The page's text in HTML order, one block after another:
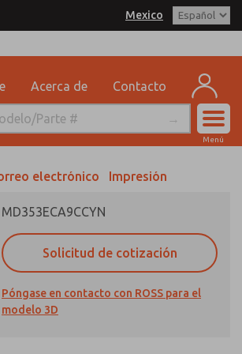
Mexico
Acerca de Contacto
Menú
electrónico Impresión
MD353ECA9CCYN
Solicitud de cotización
Póngase en contacto con ROSS para el
modelo 3D